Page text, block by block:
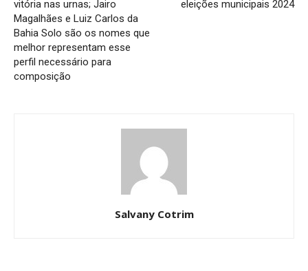
vitória nas urnas; Jairo
Magalhães e Luiz Carlos da
Bahia Solo são os nomes que
melhor representam esse
perfil necessário para
composição
eleições municipais 2024
Salvany Cotrim